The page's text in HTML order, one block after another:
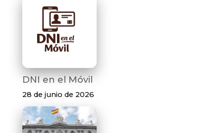
DNI en el Móvil
28 de junio de 2026